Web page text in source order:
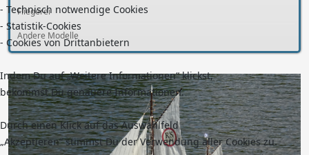
Fliegerei
Andere Modelle
- Technisch notwendige Cookies
- Statistik-Cookies
- Cookies von Drittanbietern
Indem Du auf „Weitere Informationen“ klickst,
bekommst Du genauere Informationen.
Durch einen Klick auf das Auswahlfeld
„Akzeptieren“ stimmst Du der Verwendung aller Cookies zu.